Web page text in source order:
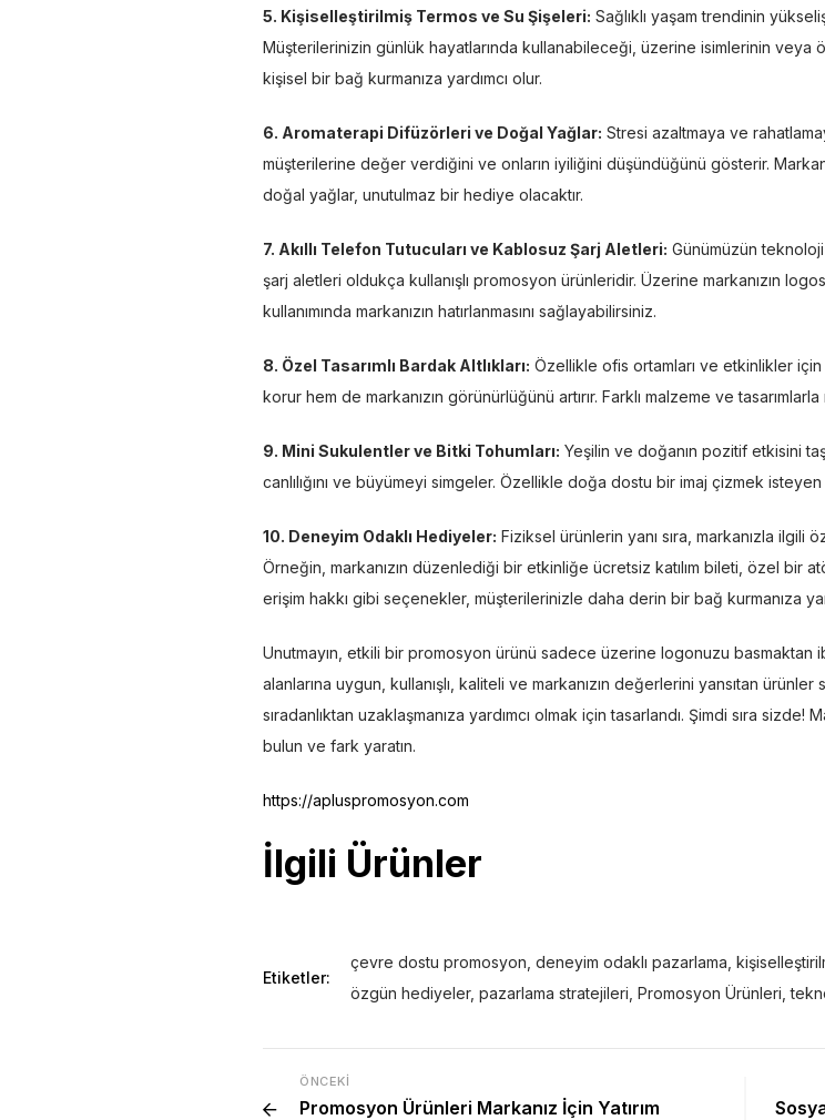
5. Kişiselleştirilmiş Termos ve Su Şişeleri: Sağlıklı yaşam trendinin
Müşterilerinizin günlük hayatlarında kullanabileceği, üzerine isimlerinin veya
kişisel bir bağ kurmanıza yardımcı olur.
6. Aromaterapi Difüzörleri ve Doğal Yağlar: Stresi azaltmaya ve
müşterilerine değer verdiğini ve onların iyiliğini düşündüğünü gösterir.
doğal yağlar, unutulmaz bir hediye olacaktır.
7. Akıllı Telefon Tutucuları ve Kablosuz Şarj Aletleri: Günümüzün
şarj aletleri oldukça kullanışlı promosyon ürünleridir. Üzerine markanızın
kullanımında markanızın hatırlanmasını sağlayabilirsiniz.
8. Özel Tasarımlı Bardak Altlıkları: Özellikle ofis ortamları ve etkinlikler için
korur hem de markanızın görünürlüğünü artırır. Farklı malzeme ve tasarımlarla
9. Mini Sukulentler ve Bitki Tohumları: Yeşilin ve doğanın pozitif etkisini
canlılığını ve büyümeyi simgeler. Özellikle doğa dostu bir imaj çizmek
10. Deneyim Odaklı Hediyeler: Fiziksel ürünlerin yanı sıra, markanızla
Örneğin, markanızın düzenlediği bir etkinliğe ücretsiz katılım bileti, özel bir
erişim hakkı gibi seçenekler, müşterilerinizle daha derin bir bağ kurmanıza
Unutmayın, etkili bir promosyon ürünü sadece üzerine logonuzu basmaktan
alanlarına uygun, kullanışlı, kaliteli ve markanızın değerlerini yansıtan
sıradanlıktan uzaklaşmanıza yardımcı olmak için tasarlandı. Şimdi sıra
bulun ve fark yaratın.
https://apluspromosyon.com
İlgili Ürünler
Etiketler:
çevre dostu promosyon deneyim odaklı pazarlama
özgün hediyeler, pazarlama stratejileri Promosyon Ürünleri ,
ÖNCEKI
Promosyon Ürünleri Markanız İçin Yatırım